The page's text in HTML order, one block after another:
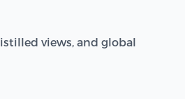
views, and global